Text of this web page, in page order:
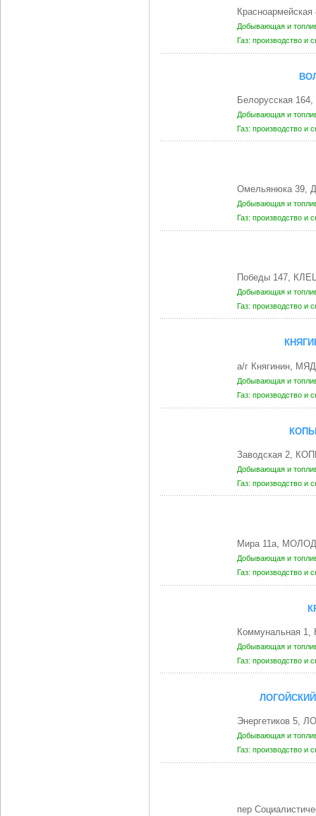
Добывающая и
Газ: производство и
Белорусская
Добывающая и
Газ: производство и
Омельянюка 39,
Добывающая и
Газ: производство и
Победы 147,
Добывающая и
Газ: производство и
а/г Княгинин,
Добывающая и
Газ: производство и
Заводская 2,
Добывающая и
Газ: производство и
Мира 11а,
Добывающая и
Газ: производство и
Коммунальная
Добывающая и
Газ: производство и
Энергетиков 5,
Добывающая и
Газ: производство и
пер